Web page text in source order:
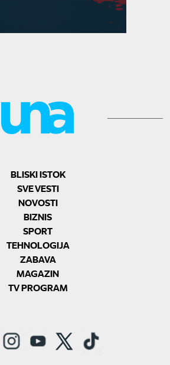
BLISKI ISTOK
SVE VESTI
NOVOSTI
BIZNIS
SPORT
TEHNOLOGIJA
ZABAVA
MAGAZIN
TV PROGRAM